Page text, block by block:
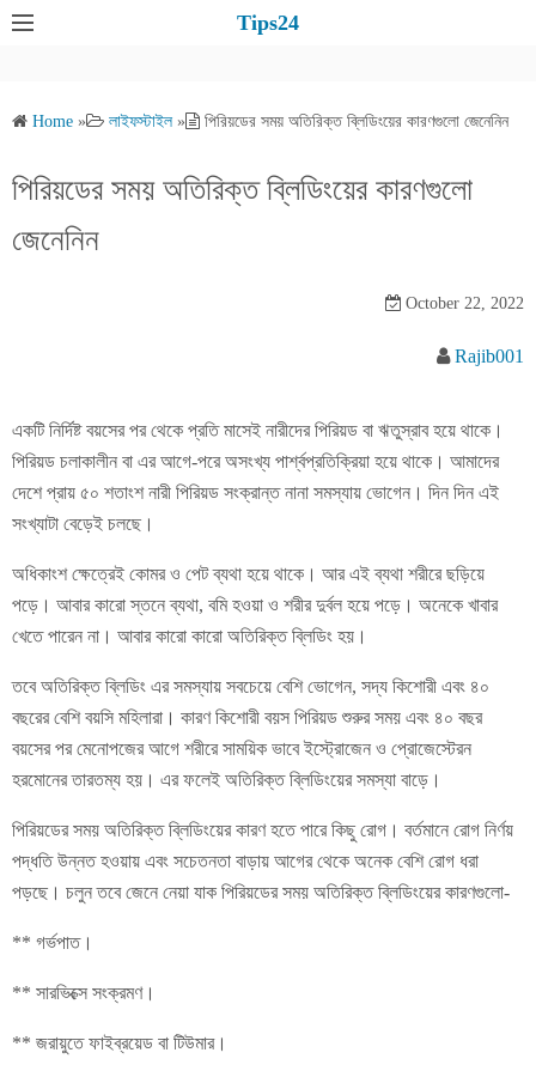
Tips24
Home » লাইফস্টাইল » পিরিয়ডের সময় অতিরিক্ত ব্লিডিংয়ের কারণগুলো জেনেনিন
পিরিয়ডের সময় অতিরিক্ত ব্লিডিংয়ের কারণগুলো
জেনেনিন
October 22, 2022
Rajib001
একটি নির্দিষ্ট বয়সের পর থেকে প্রতি মাসেই নারীদের পিরিয়ড বা ঋতুস্রাব হয়ে থাকে।
পিরিয়ড চলাকালীন বা এর আগে-পরে অসংখ্য পার্শ্বপ্রতিক্রিয়া হয়ে থাকে। আমাদের
দেশে প্রায় ৫০ শতাংশ নারী পিরিয়ড সংক্রান্ত নানা সমস্যায় ভোগেন। দিন দিন এই
সংখ্যাটা বেড়েই চলছে।
অধিকাংশ ক্ষেত্রেই কোমর ও পেট ব্যথা হয়ে থাকে। আর এই ব্যথা শরীরে ছড়িয়ে
পড়ে। আবার কারো স্তনে ব্যথা, বমি হওয়া ও শরীর দুর্বল হয়ে পড়ে। অনেকে খাবার
খেতে পারেন না। আবার কারো কারো অতিরিক্ত ব্লিডিং হয়।
তবে অতিরিক্ত ব্লিডিং এর সমস্যায় সবচেয়ে বেশি ভোগেন, সদ্য কিশোরী এবং ৪০
বছরের বেশি বয়সি মহিলারা। কারণ কিশোরী বয়স পিরিয়ড শুরুর সময় এবং ৪০ বছর
বয়সের পর মেনোপজের আগে শরীরে সাময়িক ভাবে ইস্ট্রোজেন ও প্রোজেস্টেরন
হরমোনের তারতম্য হয়। এর ফলেই অতিরিক্ত ব্লিডিংয়ের সমস্যা বাড়ে।
পিরিয়ডের সময় অতিরিক্ত ব্লিডিংয়ের কারণ হতে পারে কিছু রোগ। বর্তমানে রোগ নির্ণয়
পদ্ধতি উন্নত হওয়ায় এবং সচেতনতা বাড়ায় আগের থেকে অনেক বেশি রোগ ধরা
পড়ছে। চলুন তবে জেনে নেয়া যাক পিরিয়ডের সময় অতিরিক্ত ব্লিডিংয়ের কারণগুলো-
** গর্ভপাত।
** সারভিক্সে সংক্রমণ।
** জরায়ুতে ফাইব্রয়েড বা টিউমার।